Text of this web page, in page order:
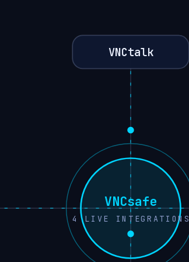
VNCtalk
VNCsafe
4 LIVE INTEGRATIONS